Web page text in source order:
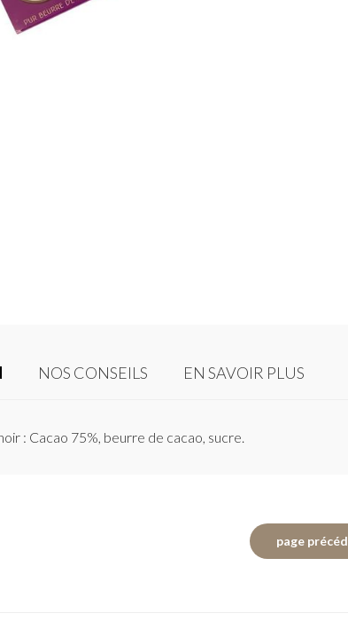
NOS CONSEILS EN SAVOIR PLUS
: Cacao 75%, beurre de cacao, sucre.